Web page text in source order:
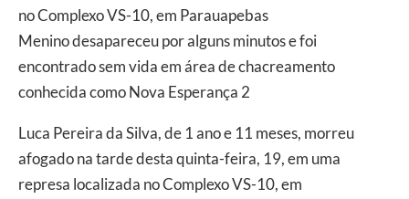
no Complexo VS-10, em Parauapebas
Menino desapareceu por alguns minutos e foi
encontrado sem vida em área de chacreamento
conhecida como Nova Esperança 2
Luca Pereira da Silva, de 1 ano e 11 meses, morreu
afogado na tarde desta quinta-feira, 19, em uma
represa localizada no Complexo VS-10, em